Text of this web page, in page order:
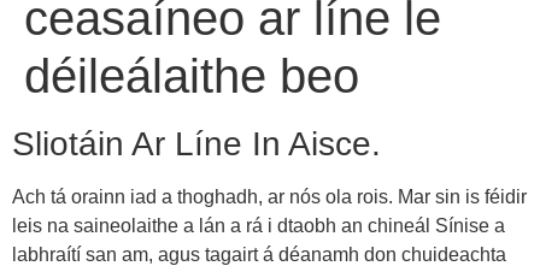
ceasaíneo ar líne le
déileálaithe beo
Sliotáin Ar Líne In Aisce.
Ach tá orainn iad a thoghadh, ar nós ola rois. Mar sin is féidir
leis na saineolaithe a lán a rá i dtaobh an chineál Sínise a
labhraítí san am, agus tagairt á déanamh don chuideachta